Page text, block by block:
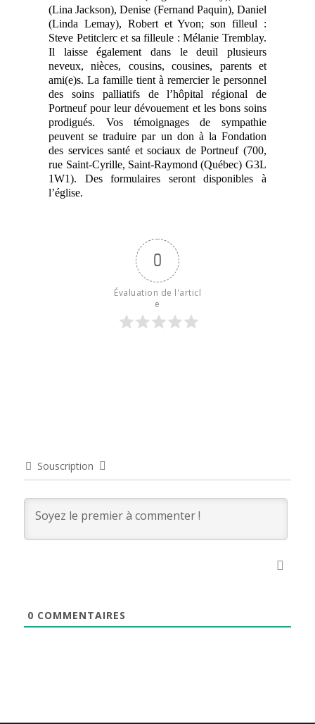
(Lina Jackson), Denise (Fernand Paquin), Daniel
(Linda Lemay), Robert et Yvon; son filleul :
Steve Petitclerc et sa filleule : Mélanie Tremblay.
Il laisse également dans le deuil plusieurs
neveux, nièces, cousins, cousines, parents et
ami(e)s. La famille tient à remercier le personnel
des soins palliatifs de l’hôpital régional de
Portneuf pour leur dévouement et les bons soins
prodigués. Vos témoignages de sympathie
peuvent se traduire par un don à la Fondation
des services santé et sociaux de Portneuf (700,
rue Saint-Cyrille, Saint-Raymond (Québec) G3L
1W1). Des formulaires seront disponibles à
l’église.
0
Évaluation de l'articl
e
Souscription
0 COMMENTAIRES